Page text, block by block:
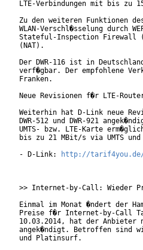
LTE-Verbindungen mit bis zu
Zu den weiteren Funktionen
WLAN-Verschl�sselung durch
Stateful-Inspection Firewall
(NAT).
Der DWR-116 ist in
verf�gbar. Der empfohlene
Franken.
Neue Revisionen f�r LTE-
Weiterhin hat D-Link neue
DWR-512 und DWR-921
UMTS- bzw. LTE-Karte
bis zu 21 MBit/s via UMTS
- D-Link:
http://tarif4you.de/
>> Internet-by-Call: Wieder
Einmal im Monat �ndert der
Preise f�r Internet-by-Call
10.03.2014, hat der Anbieter
angek�ndigt. Betroffen sind
und Platinsurf.